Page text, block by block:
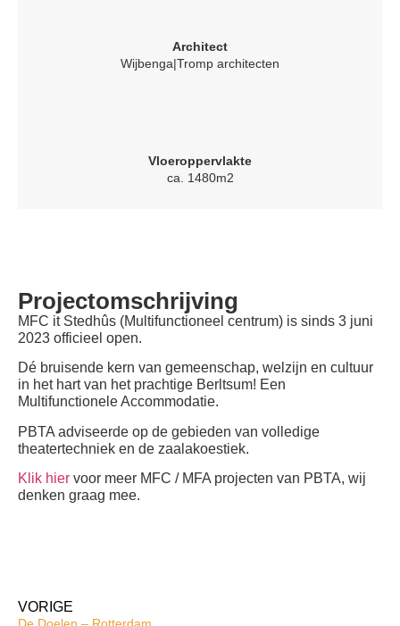
Architect
Wijbenga|Tromp architecten
Vloeroppervlakte
ca. 1480m2
Projectomschrijving
MFC it Stedhûs (Multifunctioneel centrum) is sinds 3 juni
2023 officieel open.
Dé bruisende kern van gemeenschap, welzijn en cultuur
in het hart van het prachtige Berltsum! Een
Multifunctionele Accommodatie.
PBTA adviseerde op de gebieden van volledige
theatertechniek en de zaalakoestiek.
Klik hier voor meer MFC / MFA projecten van PBTA, wij
denken graag mee.
VORIGE
De Doelen – Rotterdam